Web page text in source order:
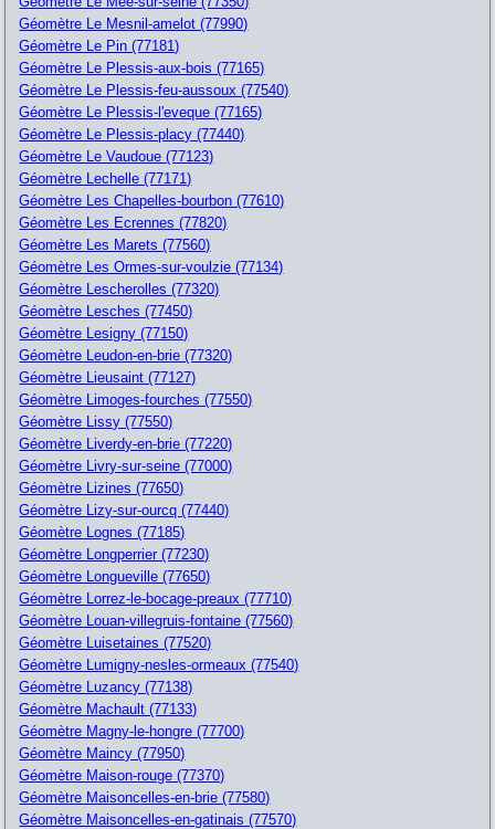
Géomètre Le Mesnil-amelot (77990)
Géomètre Le Pin (77181)
Géomètre Le Plessis-aux-bois (77165)
Géomètre Le Plessis-feu-aussoux (77540)
Géomètre Le Plessis-l'eveque (77165)
Géomètre Le Plessis-placy (77440)
Géomètre Le Vaudoue (77123)
Géomètre Lechelle (77171)
Géomètre Les Chapelles-bourbon (77610)
Géomètre Les Ecrennes (77820)
Géomètre Les Marets (77560)
Géomètre Les Ormes-sur-voulzie (77134)
Géomètre Lescherolles (77320)
Géomètre Lesches (77450)
Géomètre Lesigny (77150)
Géomètre Leudon-en-brie (77320)
Géomètre Lieusaint (77127)
Géomètre Limoges-fourches (77550)
Géomètre Lissy (77550)
Géomètre Liverdy-en-brie (77220)
Géomètre Livry-sur-seine (77000)
Géomètre Lizines (77650)
Géomètre Lizy-sur-ourcq (77440)
Géomètre Lognes (77185)
Géomètre Longperrier (77230)
Géomètre Longueville (77650)
Géomètre Lorrez-le-bocage-preaux (77710)
Géomètre Louan-villegruis-fontaine (77560)
Géomètre Luisetaines (77520)
Géomètre Lumigny-nesles-ormeaux (77540)
Géomètre Luzancy (77138)
Géomètre Machault (77133)
Géomètre Magny-le-hongre (77700)
Géomètre Maincy (77950)
Géomètre Maison-rouge (77370)
Géomètre Maisoncelles-en-brie (77580)
Géomètre Maisoncelles-en-gatinais (77570)